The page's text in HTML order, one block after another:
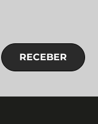
RECEBER